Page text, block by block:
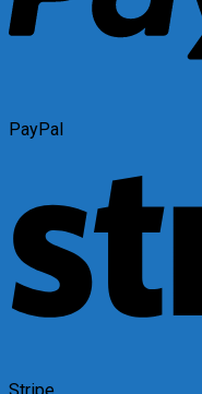
PayPal